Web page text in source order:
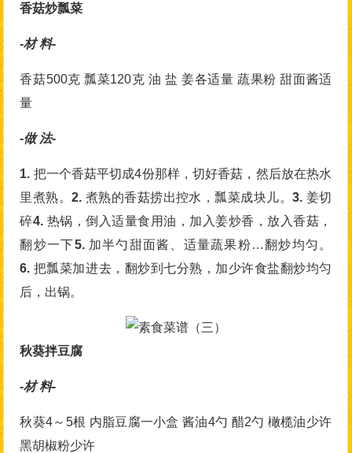
香菇炒瓢菜
-材 料-
香菇500克 瓢菜120克 油 盐 姜各适量 蔬果粉 甜面酱适
量
-做 法-
1. 把一个香菇平切成4份那样，切好香菇，然后放在热水
里煮熟。2. 煮熟的香菇捞出控水，瓢菜成块儿。3. 姜切
碎4. 热锅，倒入适量食用油，加入姜炒香，放入香菇，
翻炒一下5.加半勺甜面酱、适量蔬果粉…翻炒均匀。
6. 把瓢菜加进去，翻炒到七分熟，加少许食盐翻炒均匀
后，出锅。
秋葵拌豆腐
-材 料-
秋葵4～5根 内脂豆腐一小盒 酱油4勺 醋2勺 橄榄油少许
黑胡椒粉少许